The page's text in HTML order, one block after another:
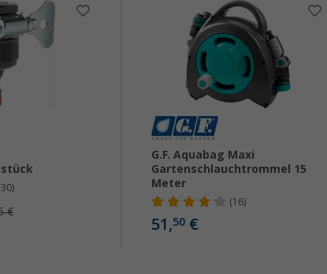
€
G.F. Aquabag Maxi
Gartenschlauchtrommel 15
Meter
(16)
51,50 €